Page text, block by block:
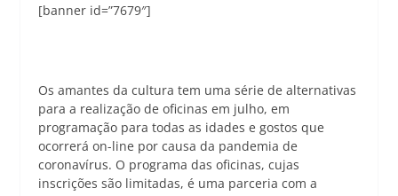
[banner id=”7679″]
Os amantes da cultura tem uma série de alternativas
para a realização de oficinas em julho, em
programação para todas as idades e gostos que
ocorrerá on-line por causa da pandemia de
coronavírus. O programa das oficinas, cujas
inscrições são limitadas, é uma parceria com a